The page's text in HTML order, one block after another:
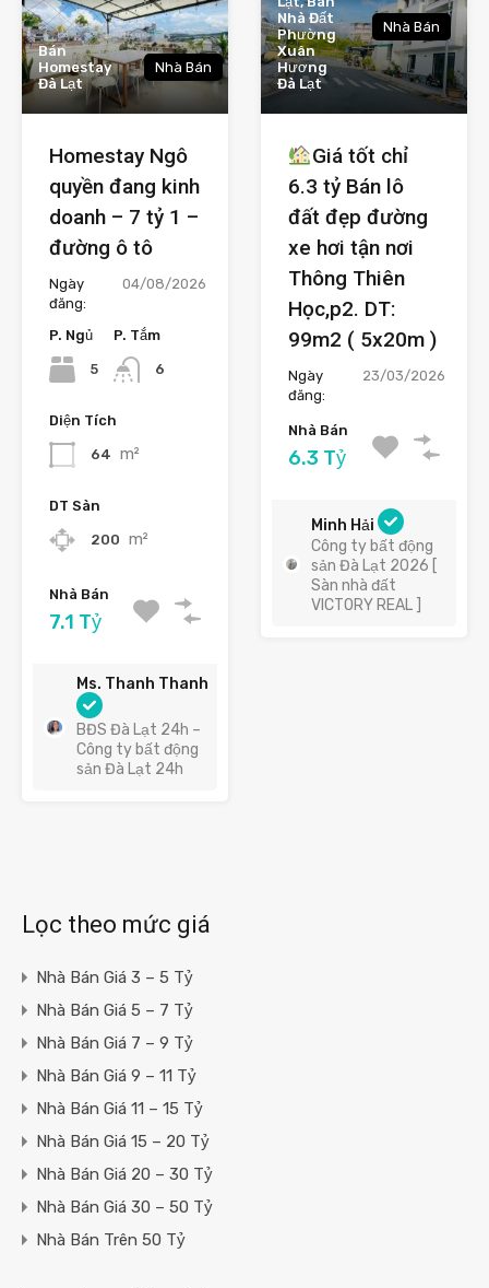
Bán
Homestay
Đà Lạt
Nhà Bán
Homestay Ngô
quyền đang kinh
doanh – 7 tỷ 1 –
đường ô tô
Ngày
đăng:
04/08/2026
P. Ngủ
5
P. Tắm
6
Diện Tích
64 m²
DT Sàn
200 m²
Nhà Bán
7.1 Tỷ
Ms. Thanh Thanh
BĐS Đà Lạt 24h –
Công ty bất động
sản Đà Lạt 24h
Nhà Đất
Phường
Xuân
Hương
Đà Lạt
Nhà Bán
Giá tốt chỉ
6.3 tỷ Bán lô
đất đẹp đường
xe hơi tận nơi
Thông Thiên
Học,p2. DT:
99m2 ( 5x20m )
Ngày
đăng:
23/03/2026
Nhà Bán
6.3 Tỷ
Minh Hải
Công ty bất động
sản Đà Lạt 2026 [
Sàn nhà đất
VICTORY REAL ]
Lọc theo mức giá
Nhà Bán Giá 3 – 5 Tỷ
Nhà Bán Giá 5 – 7 Tỷ
Nhà Bán Giá 7 – 9 Tỷ
Nhà Bán Giá 9 – 11 Tỷ
Nhà Bán Giá 11 – 15 Tỷ
Nhà Bán Giá 15 – 20 Tỷ
Nhà Bán Giá 20 – 30 Tỷ
Nhà Bán Giá 30 – 50 Tỷ
Nhà Bán Trên 50 Tỷ